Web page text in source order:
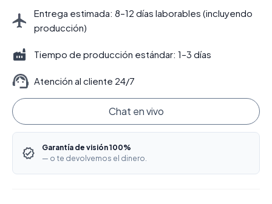
Entrega estimada: 8–12 días laborables (incluyendo
producción)
Tiempo de producción estándar: 1–3 días
Atención al cliente 24/7
Chat en vivo
Garantía de visión 100%
— o te devolvemos el dinero.